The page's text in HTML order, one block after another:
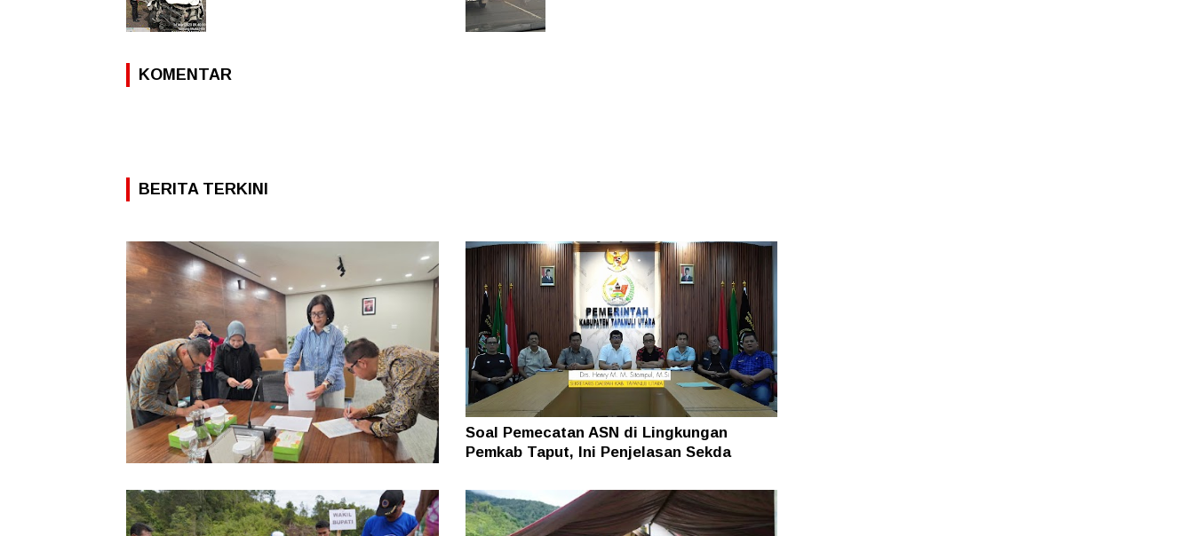
KOMENTAR
BERITA TERKINI
Pemkab Taput Restrukturisasi Pinjaman
PEN menjadi 15 Tahun‎
Soal Pemecatan ASN di Lingkungan
Pemkab Taput, Ini Penjelasan Sekda